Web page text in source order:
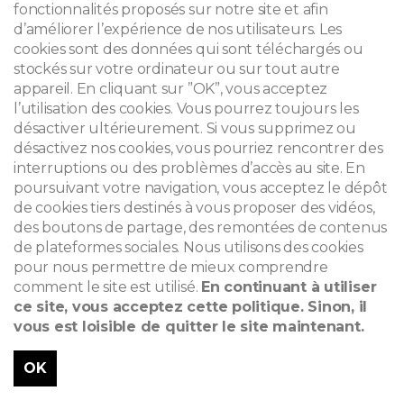
BRU29 - Sauf mention contraire © www.admirable-facades.brussels pour toutes les
photos
ADMIRABLES FACADES
Maison personnelle de l'architecte Gustave Strauven
fonctionnalités proposés sur notre site et afin
d’améliorer l’expérience de nos utilisateurs. Les
cookies sont des données qui sont téléchargés ou
stockés sur votre ordinateur ou sur tout autre
appareil. En cliquant sur ”OK”, vous acceptez
l’utilisation des cookies. Vous pourrez toujours les
désactiver ultérieurement. Si vous supprimez ou
désactivez nos cookies, vous pourriez rencontrer des
interruptions ou des problèmes d’accès au site. En
poursuivant votre navigation, vous acceptez le dépôt
de cookies tiers destinés à vous proposer des vidéos,
des boutons de partage, des remontées de contenus
de plateformes sociales. Nous utilisons des cookies
pour nous permettre de mieux comprendre
comment le site est utilisé. En continuant à utiliser
ce site, vous acceptez cette politique. Sinon, il
vous est loisible de quitter le site maintenant.
OK